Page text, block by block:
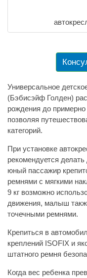
Универсальное
(Бэбисэйф Голден)
рождения до
позволяя
категорий.
При установке
рекомендуется
юный пассажир
ремнями с мягкими
9 кг возможно
движения, малыш
точечными ремнями.
Крепиться в
креплений ISOFIX и
штатного ремня
Когда вес ребенка